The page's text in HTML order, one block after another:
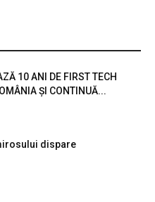
10 ANI DE FIRST TECH
ȘI CONTINUĂ...
dispare